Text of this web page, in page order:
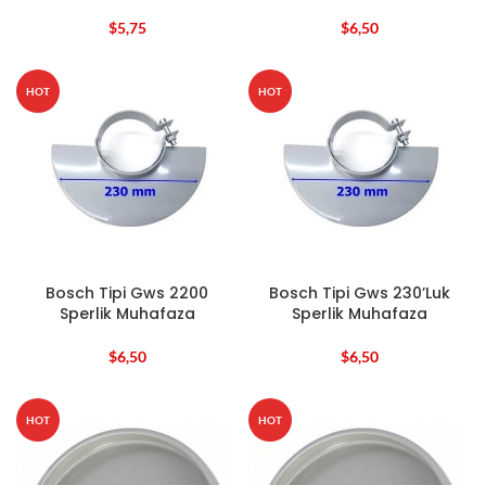
$5,75 $6,50
HOT
Bosch Tipi Gws 2200
Sperlik Muhafaza
$6,50
HOT
Bosch Tipi Gws 230’Luk
Sperlik Muhafaza
$6,50
HOT HOT